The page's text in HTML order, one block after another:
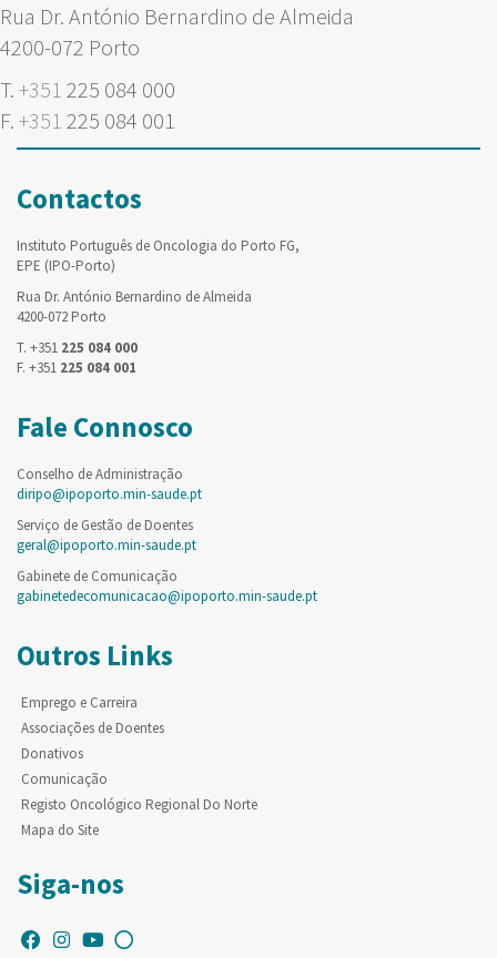
Rua Dr. António Bernardino de Almeida
4200-072 Porto
T. +351 225 084 000
F. +351 225 084 001
Contactos
Instituto Português de Oncologia do Porto FG,
EPE (IPO-Porto)
Rua Dr. António Bernardino de Almeida
4200-072 Porto
T. +351 225 084 000
F. +351 225 084 001
Fale Connosco
Conselho de Administração
diripo@ipoporto.min-saude.pt
Serviço de Gestão de Doentes
geral@ipoporto.min-saude.pt
Gabinete de Comunicação
gabinetedecomunicacao@ipoporto.min-saude.pt
Outros Links
Emprego e Carreira
Associações de Doentes
Donativos
Comunicação
Registo Oncológico Regional Do Norte
Mapa do Site
Siga-nos